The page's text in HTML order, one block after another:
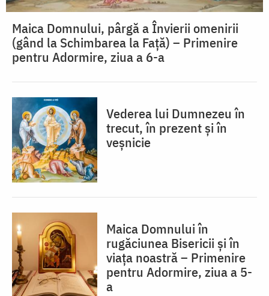
Maica Domnului, pârgă a Învierii omenirii
(gând la Schimbarea la Față) – Primenire
pentru Adormire, ziua a 6-a
Vederea lui Dumnezeu în
trecut, în prezent și în
veșnicie
Maica Domnului în
rugăciunea Bisericii și în
viața noastră – Primenire
pentru Adormire, ziua a 5-
a